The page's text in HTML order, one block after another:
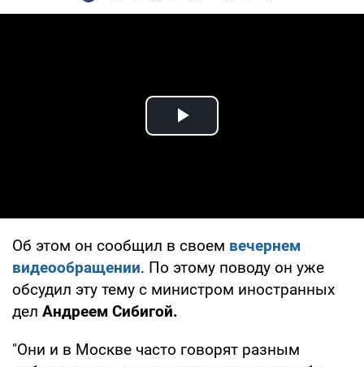
Play Video
Об этом он сообщил в своем вечернем
видеообращении. По этому поводу он уже
обсудил эту тему с министром иностранных
дел Андреем Сибигой.
"Они и в Москве часто говорят разным